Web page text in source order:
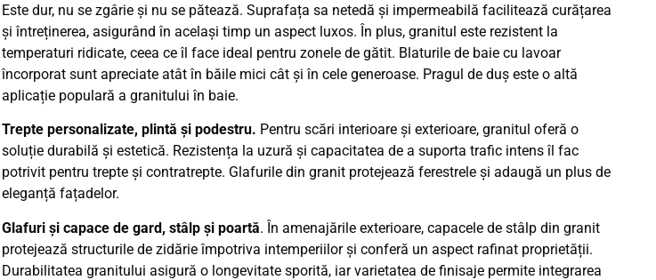
Este dur, nu se zgârie și nu se pătează. Suprafața sa netedă și impermeabilă facilitează curățarea
și întreținerea, asigurând în același timp un aspect luxos. În plus, granitul este rezistent la
temperaturi ridicate, ceea ce îl face ideal pentru zonele de gătit. Blaturile de baie cu lavoar
încorporat sunt apreciate atât în băile mici cât și în cele generoase. Pragul de duș este o altă
aplicație populară a granitului în baie.
Trepte personalizate, plintă și podestru. Pentru scări interioare și exterioare, granitul oferă o
soluție durabilă și estetică. Rezistența la uzură și capacitatea de a suporta trafic intens îl fac
potrivit pentru trepte și contratrepte. Glafurile din granit protejează ferestrele și adaugă un plus de
eleganță fațadelor.
Glafuri și capace de gard, stâlp și poartă. În amenajările exterioare, capacele de stâlp din granit
protejează structurile de zidărie împotriva intemperiilor și conferă un aspect rafinat proprietății.
Durabilitatea granitului asigură o longevitate sporită, iar varietatea de finisaje permite integrarea